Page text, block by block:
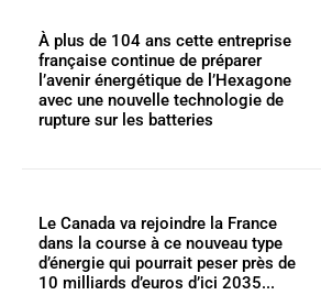
À plus de 104 ans cette entreprise
française continue de préparer
l’avenir énergétique de l’Hexagone
avec une nouvelle technologie de
rupture sur les batteries
Le Canada va rejoindre la France
dans la course à ce nouveau type
d’énergie qui pourrait peser près de
10 milliards d’euros d’ici 2035...